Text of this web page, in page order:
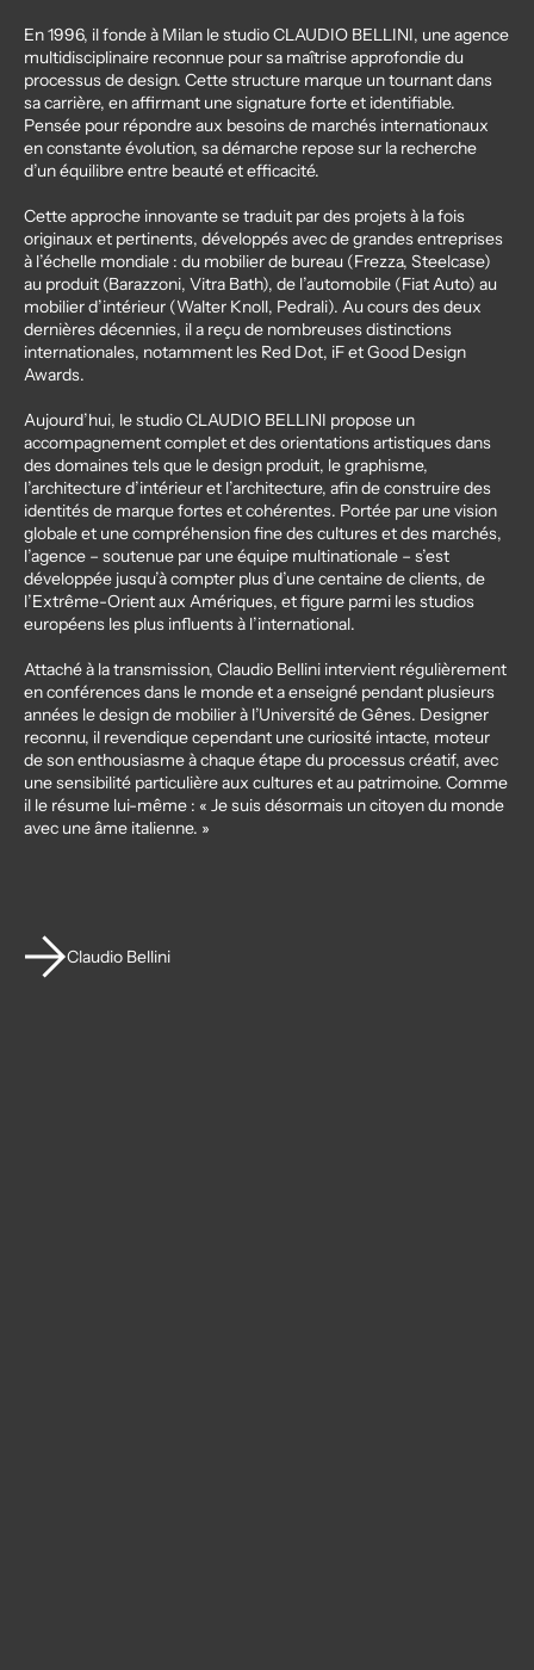
En 1996, il fonde à Milan le studio CLAUDIO BELLINI, une agence
multidisciplinaire reconnue pour sa maîtrise approfondie du
processus de design. Cette structure marque un tournant dans
sa carrière, en affirmant une signature forte et identifiable.
Pensée pour répondre aux besoins de marchés internationaux
en constante évolution, sa démarche repose sur la recherche
d’un équilibre entre beauté et efficacité.
Cette approche innovante se traduit par des projets à la fois
originaux et pertinents, développés avec de grandes entreprises
à l’échelle mondiale : du mobilier de bureau (Frezza, Steelcase)
au produit (Barazzoni, Vitra Bath), de l’automobile (Fiat Auto) au
mobilier d’intérieur (Walter Knoll, Pedrali). Au cours des deux
dernières décennies, il a reçu de nombreuses distinctions
internationales, notamment les Red Dot, iF et Good Design
Awards.
Aujourd’hui, le studio CLAUDIO BELLINI propose un
accompagnement complet et des orientations artistiques dans
des domaines tels que le design produit, le graphisme,
l’architecture d’intérieur et l’architecture, afin de construire des
identités de marque fortes et cohérentes. Portée par une vision
globale et une compréhension fine des cultures et des marchés,
l’agence – soutenue par une équipe multinationale – s’est
développée jusqu’à compter plus d’une centaine de clients, de
l’Extrême-Orient aux Amériques, et figure parmi les studios
européens les plus influents à l’international.
Attaché à la transmission, Claudio Bellini intervient régulièrement
en conférences dans le monde et a enseigné pendant plusieurs
années le design de mobilier à l’Université de Gênes. Designer
reconnu, il revendique cependant une curiosité intacte, moteur
de son enthousiasme à chaque étape du processus créatif, avec
une sensibilité particulière aux cultures et au patrimoine. Comme
il le résume lui-même : « Je suis désormais un citoyen du monde
avec une âme italienne. »
Claudio Bellini